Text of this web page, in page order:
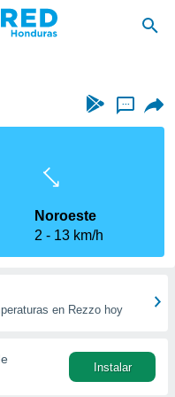
...
Noroeste
2
13 km/h
en Rezzo hoy
Instalar